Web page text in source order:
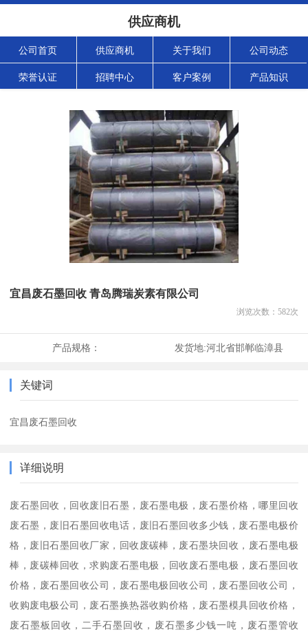
供应商机
公司首页 供应商机 关于我们 公司动态
荣誉认证 招聘中心 客户案例 产品知识
宜昌废石墨回收 青岛腾瑞炭素有限公司
浏览次数： 582次
产品规格： 发货地:河北省邯郸临漳县
关键词
宜昌废石墨回收
详细说明
废石墨回收，回收废旧石墨，废石墨电极，废石墨价格，哪里回收
废石墨，废旧石墨回收电话，废旧石墨回收多少钱，废石墨电极价
格，废旧石墨回收厂家，回收废碳棒，废石墨块回收，废石墨电极
棒，废碳棒回收，求购废石墨电极，回收废石墨电极，废石墨回收
价格，废石墨回收公司，废石墨电极回收公司，废石墨回收公司，
收购废电极公司，废石墨换热器收购价格，废石墨模具回收价格，
废石墨板回收，二手石墨回收，废石墨多少钱一吨，废石墨管收